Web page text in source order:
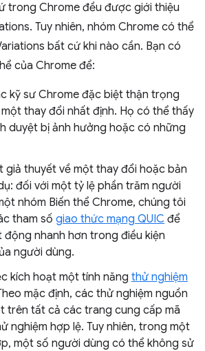
trong Chrome đều được giới thiệu
Tuy nhiên, nhóm Chrome có thể
bất cứ khi nào cần. Bạn có
của Chrome để:
kỹ sư Chrome đặc biệt thận trọng
thay đổi nhất định. Họ có thể thấy
duyệt bị ảnh hưởng hoặc có những
giả thuyết về một thay đổi hoặc bản
đối với một tỷ lệ phần trăm người
nhóm Biến thể Chrome, chúng tôi
tham số giao thức mạng QUIC để
động nhanh hơn trong điều kiện
người dùng.
kích hoạt một tính năng thử nghiệm
mặc định, các thử nghiệm nguồn
trên tất cả các trang cung cấp mã
nghiệm hợp lệ. Tuy nhiên, trong một
một số người dùng có thể không sử